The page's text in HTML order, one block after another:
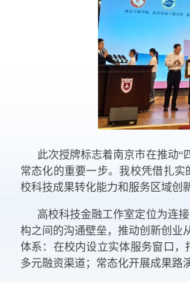
此次授牌标志着南京市在推动“
常态化的重要一步。我校凭借扎
校科技成果转化能力和服务区域创
高校科技金融工作室定位为连
构之间的沟通壁垒，推动创新创业
体系：在校内设立实体服务窗口
多元融资渠道；常态化开展成果路